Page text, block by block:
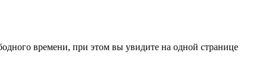
времени, при этом вы увидите на одной странице